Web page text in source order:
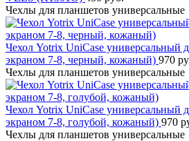
Чехлы для планшетов универсальные
Чехол Yotrix UniCase универсальный
экраном 7-8, черный, кожаный) 970
Чехлы для планшетов универсальные
Чехол Yotrix UniCase универсальный
экраном 7-8, голубой, кожаный) 970
Чехлы для планшетов универсальные